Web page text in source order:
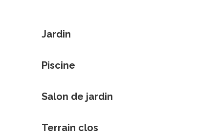
Jardin
Piscine
Salon de jardin
Terrain clos